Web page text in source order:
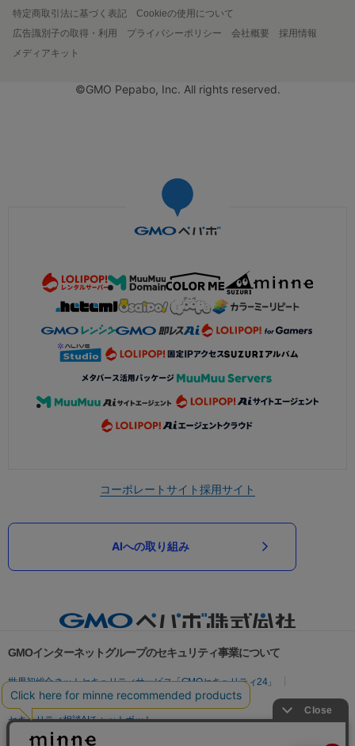
特定商取引法に基づく表記
Cookieの使用について
広告識別子の取得・利用
プライバシーポリシー 会社概要
採用情報
メディアキット
©GMO Pepabo, Inc. All rights reserved.
コーポレートサイト採用サイト
AIへの取り組み
GMOインターネットグループのセキュリティ事業について
世界初総合ネットセキュリティサービス「GMOセキュリティ24」
パスワード漏洩診断
Webサイトリスク診断
セキュリティ相談AIチャットボット
実在証明・盗聴対策